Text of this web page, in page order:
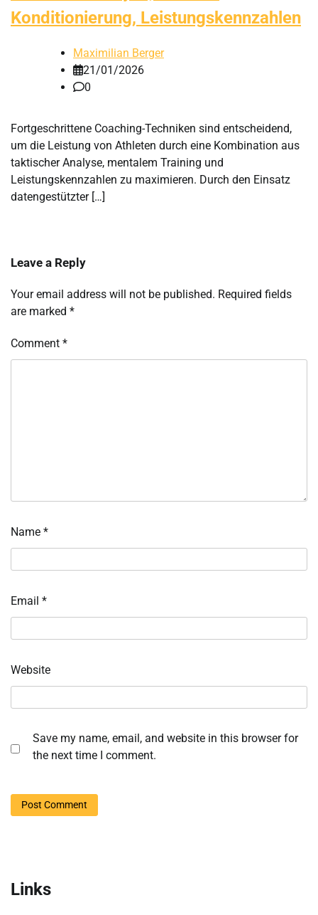
Konditionierung, Leistungskennzahlen
Maximilian Berger
21/01/2026
0
Fortgeschrittene Coaching-Techniken sind entscheidend,
um die Leistung von Athleten durch eine Kombination aus
taktischer Analyse, mentalem Training und
Leistungskennzahlen zu maximieren. Durch den Einsatz
datengestützter […]
Leave a Reply
Your email address will not be published. Required fields
are marked *
Comment *
Name *
Email *
Website
Save my name, email, and website in this browser for
the next time I comment.
Links